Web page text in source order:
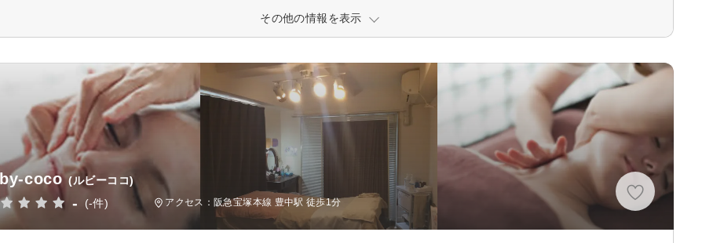
その他の情報を表示
coco (ルビーココ)
- (-件) アクセス：阪急宝塚本線 豊中駅 徒歩1分